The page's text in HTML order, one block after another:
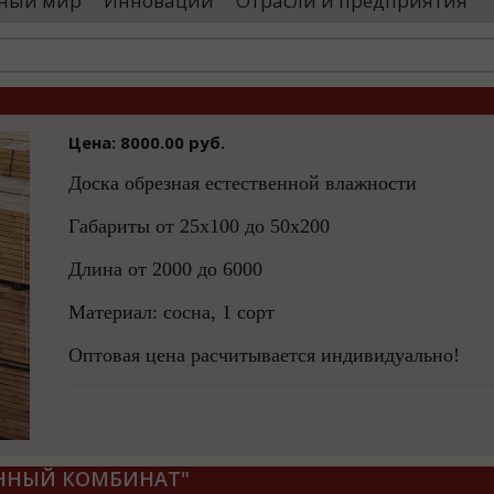
необходимые проверки, после
«Уральские
Цена: 8000.00 руб.
Доска обрезная естественной влажности
Габариты от 25х100 до 50х200
Длина от 2000 до 6000
Материал: сосна, 1 сорт
Оптовая цена расчитывается индивидуально!
КОМБИНАТ"